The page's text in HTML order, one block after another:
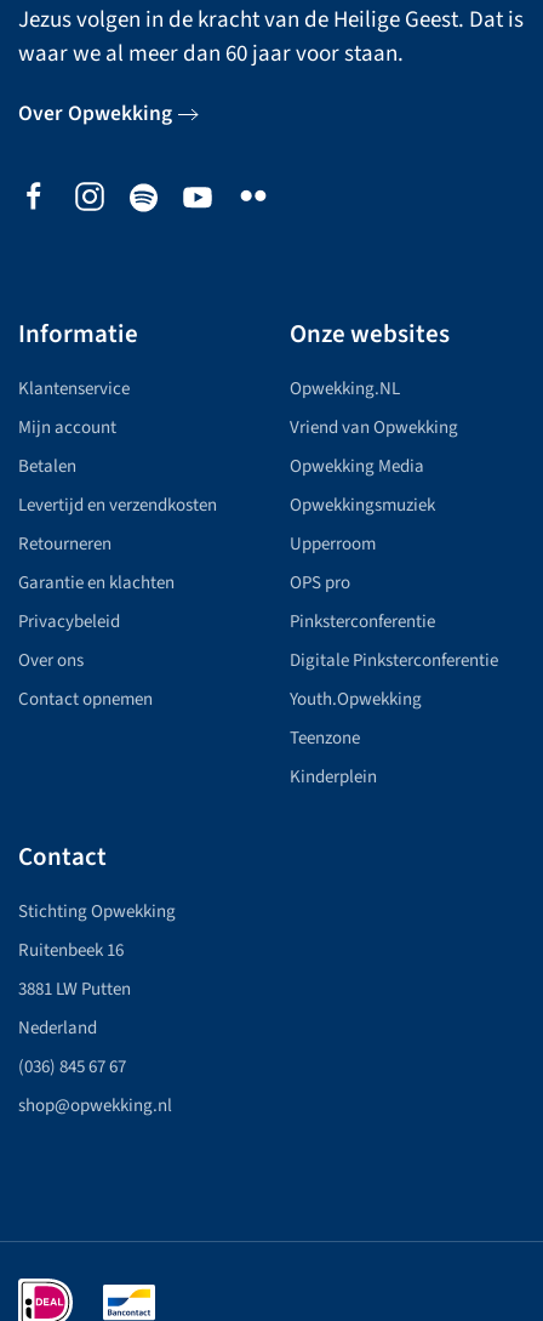
Jezus volgen in de kracht van de Heilige Geest. Dat is
waar we al meer dan 60 jaar voor staan.
Over Opwekking
Informatie
Klantenservice
Mijn account
Betalen
Levertijd en verzendkosten
Retourneren
Garantie en klachten
Privacybeleid
Over ons
Contact opnemen
Onze websites
Opwekking.NL
Vriend van Opwekking
Opwekking Media
Opwekkingsmuziek
Upperroom
OPS pro
Pinksterconferentie
Digitale Pinksterconferentie
Youth.Opwekking
Teenzone
Kinderplein
Contact
Stichting Opwekking
Ruitenbeek 16
3881 LW Putten
Nederland
(036) 845 67 67
shop@opwekking.nl